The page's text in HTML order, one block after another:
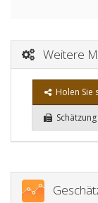
Weitere
Holen Sie